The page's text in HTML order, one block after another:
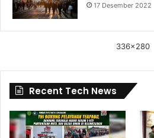
17 Desember 2022
336x280
Recent Tech News